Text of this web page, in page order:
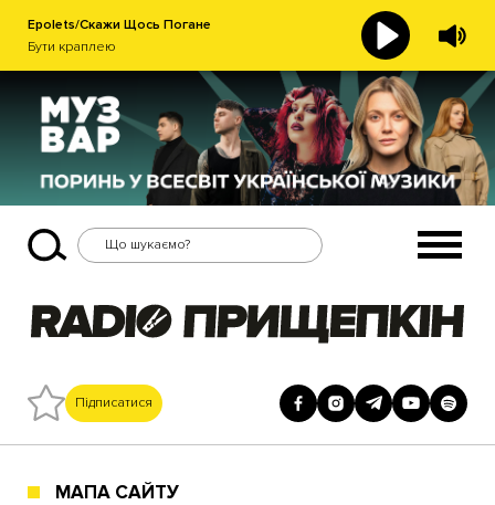
Epolets/Скажи Щось Погане
Бути краплею
Підписатися
МАПА САЙТУ